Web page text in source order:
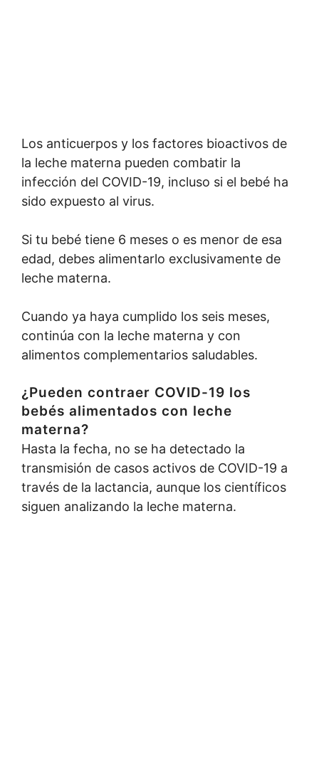
Los anticuerpos y los factores bioactivos de
la leche materna pueden combatir la
infección del COVID-19, incluso si el bebé ha
sido expuesto al virus.
Si tu bebé tiene 6 meses o es menor de esa
edad, debes alimentarlo exclusivamente de
leche materna.
Cuando ya haya cumplido los seis meses,
continúa con la leche materna y con
alimentos complementarios saludables.
¿Pueden contraer COVID-19 los
bebés alimentados con leche
materna?
Hasta la fecha, no se ha detectado la
transmisión de casos activos de COVID-19 a
través de la lactancia, aunque los científicos
siguen analizando la leche materna.